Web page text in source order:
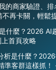
的商家驗證、
不再卡關，輕鬆
什麼？2026 AI
首頁攻略
析是什麼？
準客群這樣抓！